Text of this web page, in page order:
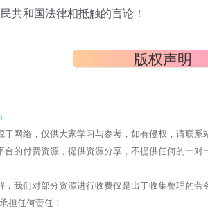
共和国法律相抵触的言论！
版权声明
网络，仅供大家学习与参考，如有侵权，请联系
台的付费资源，提供资源分享，不提供任何的一
我们对部分资源进行收费仅是出于收集整理的
担任何责任！